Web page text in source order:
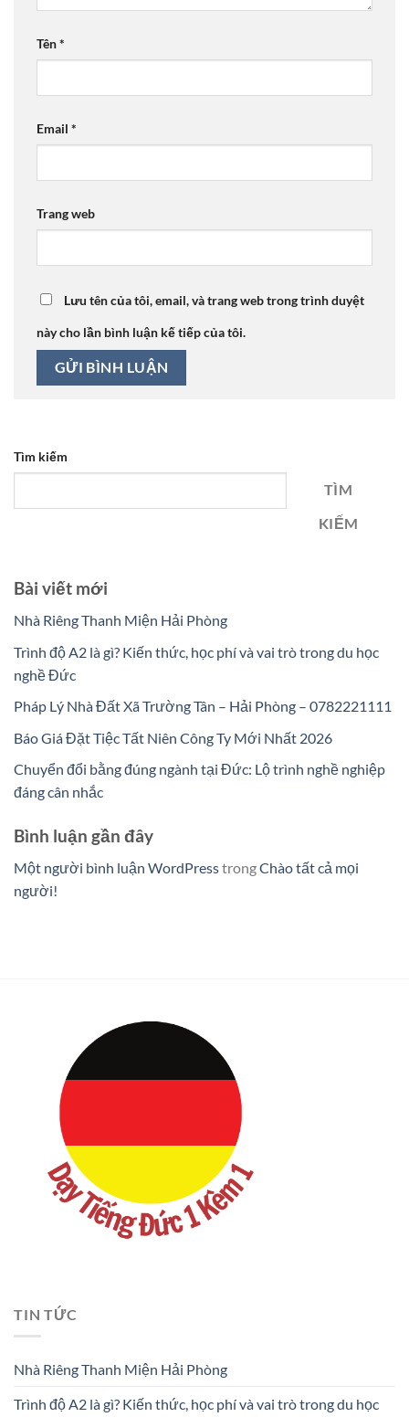
Tên*
Email *
Trang web
Lưu tên của tôi, email, và trang web trong trình duyệt
này cho lần bình luận kế tiếp của tôi.
Tìm kiếm
TÌM
KIẾM
Bài viết mới
Nhà Riêng Thanh Miện Hải Phòng
Trình độ A2 là gì? Kiến thức, học phí và vai trò trong du học
nghề Đức
Pháp Lý Nhà Đất Xã Trường Tân – Hải Phòng – 0782221111
Báo Giá Đặt Tiệc Tất Niên Công Ty Mới Nhất 2026
Chuyển đổi bằng đúng ngành tại Đức: Lộ trình nghề nghiệp
đáng cân nhắc
Bình luận gần đây
Một người bình luận WordPresstrongChào tất cả mọi
người!
TIN TỨC
Nhà Riêng Thanh Miện Hải Phòng
Trình độ A2 là gì? Kiến thức, học phí và vai trò trong du học